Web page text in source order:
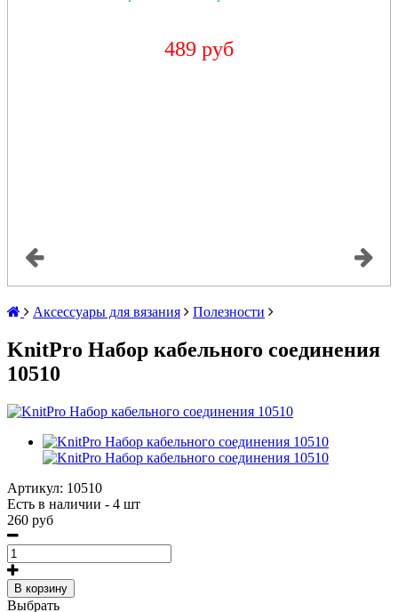
489 руб
Аксессуары для вязания Полезности
KnitPro Набор кабельного соединения
10510
Артикул: 10510
Есть в наличии - 4 шт
260 руб
В корзину
Выбрать